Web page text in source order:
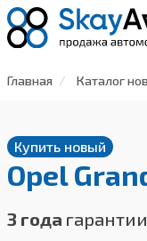
Главная Каталог
Купить новый
Opel
3 года гарантии